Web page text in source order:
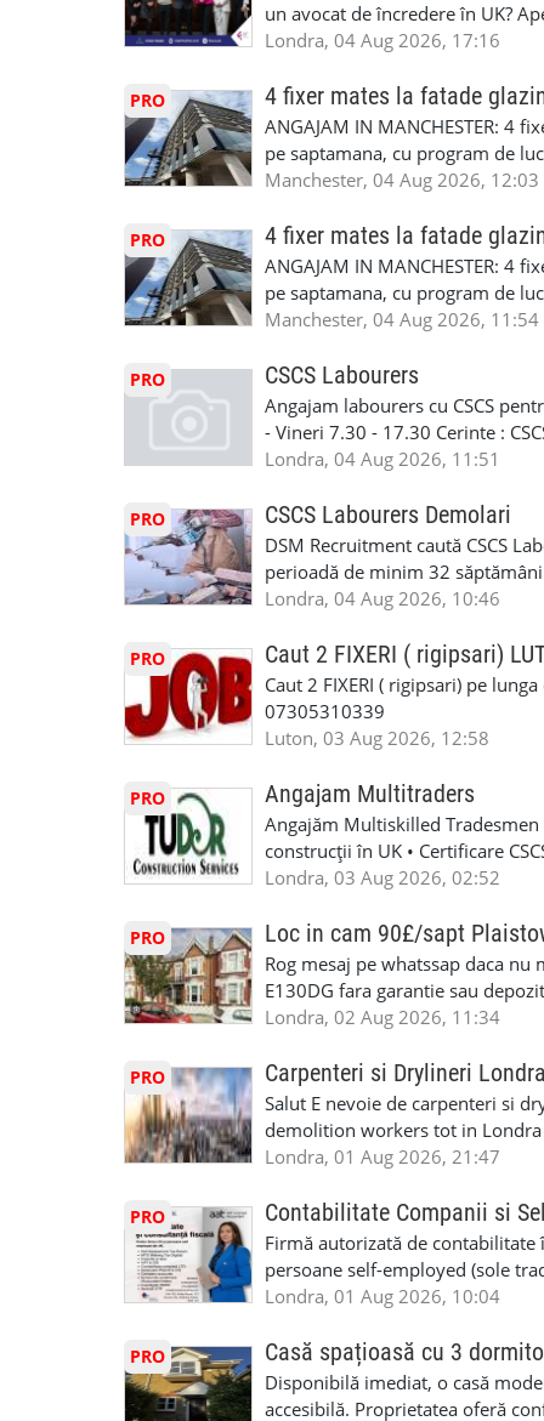
un avocat de încredere în UK?
Solicitors, indiferent că ai nevoie
familiei (divorț, custodie, partaj)
Servicii pentru companii: •
• Imigrație pentru afaceri și
soluționarea disputelor 💡 De ce
standard ✔ Confidențialitate
790 689 Email:
www.fcos.co.uk 👉
Londra, 04 Aug 2026, 17:16
PRO 4 fixer mates la fatade
ANGAJAM IN MANCHESTER:
pe saptamana, cu program de
in perioada urmatoare. Cerinte:
Tariful se discuta direct, in
discutie este simpla: cine esti,
Prioritate au oamenii din
carora li se termina proiectul
oferta pe care sa o folositi la
WhatsApp: +44 7467 838 881
numele, experienta si data la
https://forms.gle/
T&D GLAZING AND
Manchester, 04 Aug 2026, 12:03
PRO 4 fixer mates la fatade
ANGAJAM IN MANCHESTER:
pe saptamana, cu program de
in perioada urmatoare. Cerinte:
Tariful se discuta direct, in
discutie este simpla: cine esti,
Prioritate au oamenii din
carora li se termina proiectul
oferta pe care sa o folositi la
WhatsApp: +44 7467 838 881
numele, experienta si data la
link-ul de jos. Sanatate si mult
INSTALLATION LIMITED
Manchester, 04 Aug 2026, 11:54
PRO CSCS Labourers
Angajam labourers cu CSCS
- Vineri 7.30 - 17.30 Cerinte :
Londra, 04 Aug 2026, 11:51
PRO CSCS Labourers Demolari
DSM Recruitment caută CSCS
perioadă de minim 32
oferă ore suplimentare și
informații, contactați-ne la: 📞
Londra, 04 Aug 2026, 10:46
PRO Caut 2 FIXERI ( rigipsari)
Caut 2 FIXERI ( rigipsari) pe
07305310339
Luton, 03 Aug 2026, 12:58
PRO Angajam Multitraders
Angajăm Multiskilled
construcții în UK • Certificare
specializate (căutăm
interioare • Permis de
(reprezintă un avantaj
performanță • £200 – £250 pe
posibilități reale de avansare •
oră pauză de masă) •
Londra, 03 Aug 2026, 02:52
PRO Loc in cam 90£/sapt
Rog mesaj pe whatssap daca nu
E130DG fara garantie sau
fiecare pat beneficiaza de dulap
saptaminal fara garantie sau
de 1/sapt) -tel- 07440366084
Londra, 02 Aug 2026, 11:34
PRO Carpenteri si Drylineri Londra
Salut E nevoie de carpenteri si
demolition workers tot in
Londra, 01 Aug 2026, 21:47
PRO Contabilitate Companii si
Firmă autorizată de contabilitate
persoane self-employed (sole
închiriate (landlords) Serviciile
HMRC: PAYE / VAT / CIS ✔
Consultanță fiscală ✔ Declarații
Corporation Tax ✔ Company
Londra, 01 Aug 2026, 10:04
PRO Casă spațioasă cu 3
Disponibilă imediat, o casă
accesibilă. Proprietatea oferă